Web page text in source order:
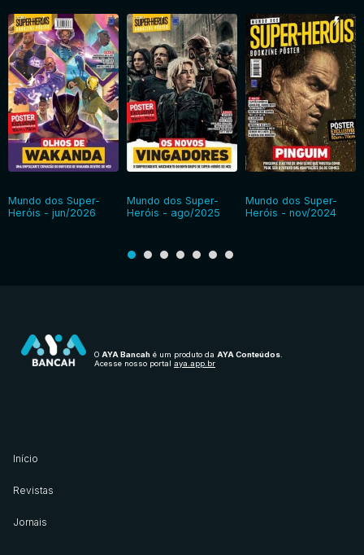
Mundo dos Super-
Heróis - jun/2026
Mundo dos Super-
Heróis - ago/2025
Mundo dos Super-
Heróis - nov/2024
O AYA Bancah é um produto da AYA Conteúdos.
Acesse nosso portal aya.app.br
Início
Revistas
Jornais